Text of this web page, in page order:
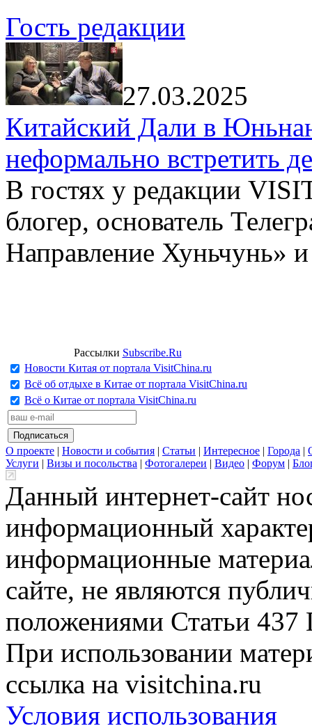
Гость редакции
27.03.2025
Китайский Дали в
неформально встретить
В гостях у редакции
блогер, основатель
Направление Хуньчунь»
Рассылки Subscribe.Ru
Новости Китая от портала VisitChina.ru
Всё об отдыхе в Китае от портала VisitChina.ru
Всё о Китае от портала VisitChina.ru
О проекте | Новости и события | Статьи | Интересное | Города |
Услуги | Визы и посольства | Фотогалереи | Видео | Форум |
Данный интернет-сайт
информационный
информационные
сайте, не являются
положениями Статьи 437
При использовании
ссылка на visitchina.ru
Условия использования